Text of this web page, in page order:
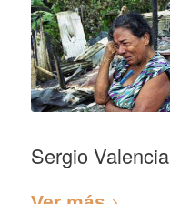
Sergio Valencia